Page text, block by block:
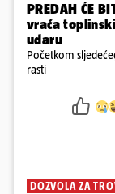
PREDAH ĆE
vraća
udaru
Početkom
rasti
DOZVOLA ZA